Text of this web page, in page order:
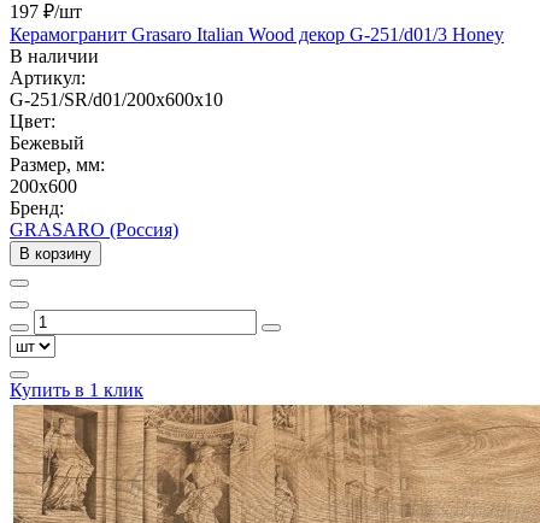
197 ₽/шт
Керамогранит Grasaro Italian Wood декор G-251/d01/3 Honey
В наличии
Артикул:
G-251/SR/d01/200x600x10
Цвет:
Бежевый
Размер, мм:
200x600
Бренд:
GRASARO (Россия)
В корзину
Купить в 1 клик